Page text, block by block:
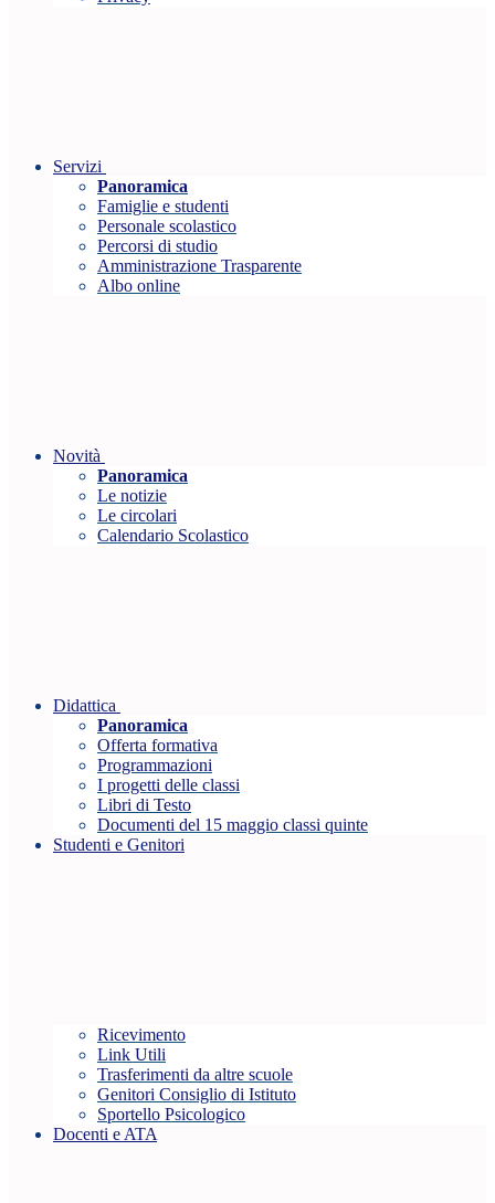
Servizi
Panoramica
Famiglie e studenti
Personale scolastico
Percorsi di studio
Amministrazione Trasparente
Albo online
Novità
Panoramica
Le notizie
Le circolari
Calendario Scolastico
Didattica
Panoramica
Offerta formativa
Programmazioni
I progetti delle classi
Libri di Testo
Documenti del 15 maggio classi quinte
Studenti e Genitori
Ricevimento
Link Utili
Trasferimenti da altre scuole
Genitori Consiglio di Istituto
Sportello Psicologico
Docenti e ATA